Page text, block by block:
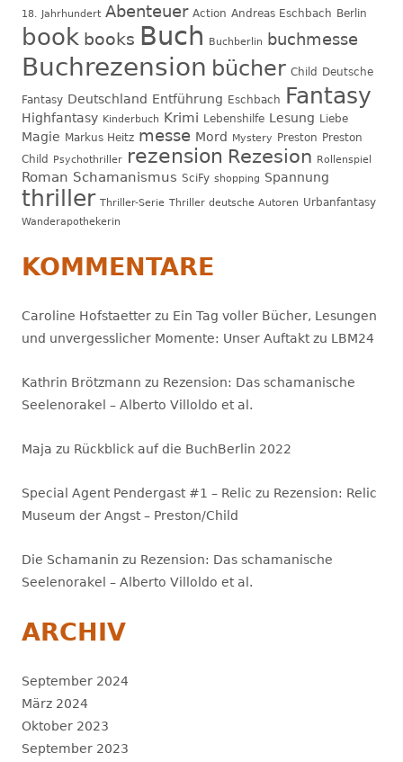
18. Jahrhundert Abenteuer Action Andreas Eschbach Berlin
book books Buch Buchberlin buchmesse
Buchrezension bücher Child Deutsche
Fantasy Deutschland Entführung Eschbach Fantasy
Highfantasy Kinderbuch Krimi Lebenshilfe Lesung Liebe
Magie Markus Heitz messe Mord Mystery Preston Preston
Child Psychothriller rezension Rezesion Rollenspiel
Roman Schamanismus SciFy shopping Spannung
thriller Thriller-Serie Thriller deutsche Autoren Urbanfantasy
Wanderapothekerin
KOMMENTARE
Caroline Hofstaetter zu Ein Tag voller Bücher, Lesungen
und unvergesslicher Momente: Unser Auftakt zu LBM24
Kathrin Brötzmann zu Rezension: Das schamanische
Seelenorakel – Alberto Villoldo et al.
Maja zu Rückblick auf die BuchBerlin 2022
Special Agent Pendergast #1 – Relic zu Rezension: Relic
Museum der Angst – Preston/Child
Die Schamanin zu Rezension: Das schamanische
Seelenorakel – Alberto Villoldo et al.
ARCHIV
September 2024
März 2024
Oktober 2023
September 2023